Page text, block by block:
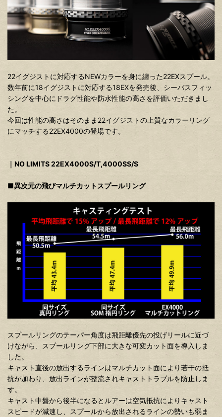
22イグジストに対応するNEWカラーを身に纏った22EXスプール。
数年前に18イグジストに対応する18EXを発売後、シーバスフィッ
シングを中心にドラグ性能や防水性能の高さを評価いただきまし
た。
今回は性能の高さはそのまま22イグジストの上質なカラーリング
にマッチする22EX4000の登場です。
｜NO LIMITS 22EX4000S/T,4000SS/S
■異次元の飛びマルチカットスプールリング
スプールリングのテーパー角度は飛距離優先の投げリールに近づ
けながら、スプールリング下部に大きな可変カット面を導入しま
した。
キャスト直後の放出するラインはマルチカット面により若干の抵
抗が加わり、放出ラインが整流されキャストトラブルを防止しま
す。
キャスト中盤から後半になるとルアーは空気抵抗によりキャスト
スピードが減速し、スプールから放出されるラインの勢いも弱ま